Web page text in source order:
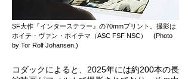
SF大作『インターステラー』の70mmプリント。撮影は
ホイテ・ヴァン・ホイテマ（ASC FSF NSC） (Photo
by Tor Rolf Johansen.)
コダックによると、2025年には約200本の長